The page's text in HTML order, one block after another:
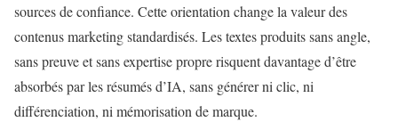
sources de confiance. Cette orientation change la valeur des
contenus marketing standardisés. Les textes produits sans angle,
sans preuve et sans expertise propre risquent davantage d’être
absorbés par les résumés d’IA, sans générer ni clic, ni
différenciation, ni mémorisation de marque.